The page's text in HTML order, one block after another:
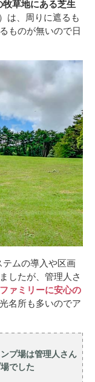
草地にある芝生
は、周りに遮るも
ものが無いので日
ムの導入や区画
したが、管理人さ
ァミリーに安心の
名所も多いのでア
プ場は管理人さん
でした